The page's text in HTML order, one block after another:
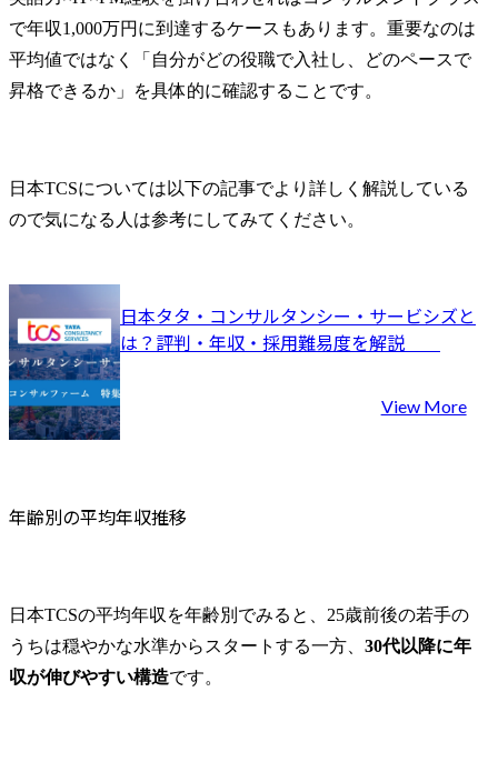
で年収1,000万円に到達するケースもあります。重要なのは
平均値ではなく「自分がどの役職で入社し、どのペースで
昇格できるか」を具体的に確認することです。
日本TCSについては以下の記事でより詳しく解説している
ので気になる人は参考にしてみてください。
日本タタ・コンサルタンシー・サービシズと
View More
年齢別の平均年収推移
日本TCSの平均年収を年齢別でみると、25歳前後の若手の
うちは穏やかな水準からスタートする一方、 30代以降に年
収が伸びやすい構造です。